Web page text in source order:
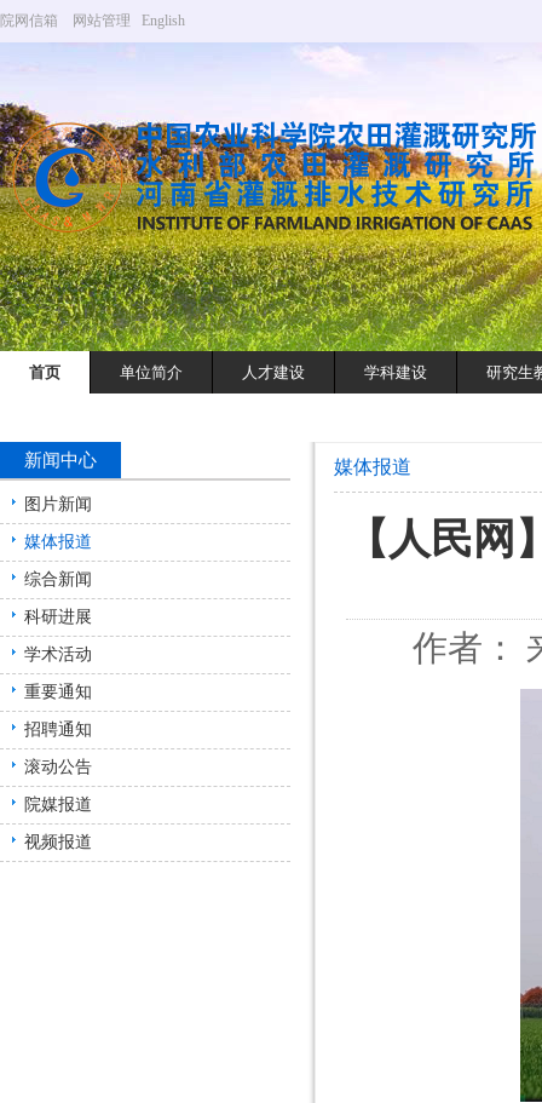
院网信箱 网站管理 English
首页 单位简介 人才建设 学科建设 研究生
新闻中心
图片新闻
媒体报道
综合新闻
科研进展
学术活动
重要通知
招聘通知
滚动公告
院媒报道
视频报道
媒体报道
【人民
作者：